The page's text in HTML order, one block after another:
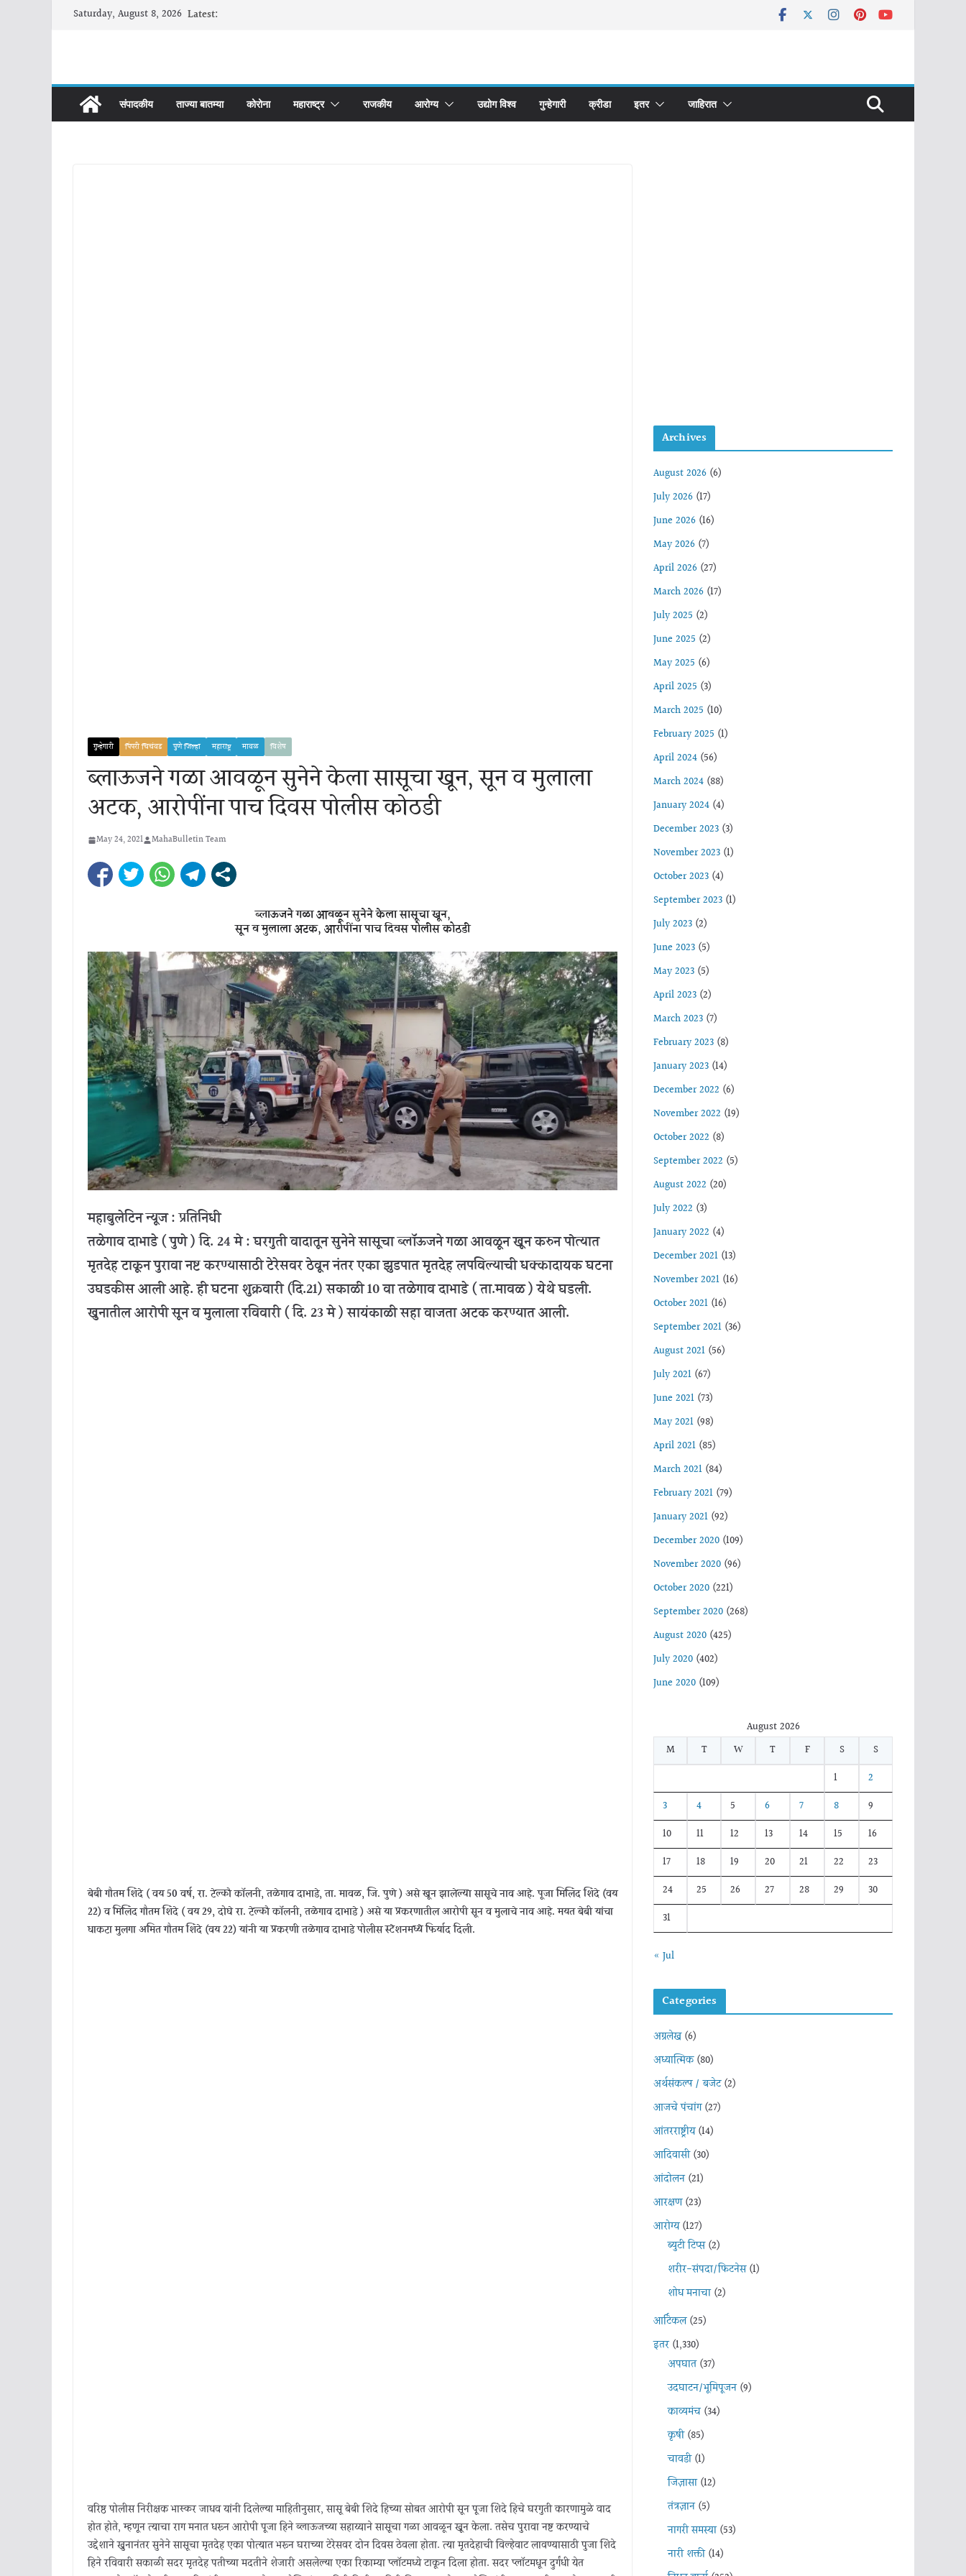
Saturday, August 8, 2026 Latest:
संपादकीय ताज्या बातम्या कोरोना महाराष्ट्र राजकीय आरोग्य उद्योग विश्व गुन्हेगारी क्रीडा इतर जाहिरात
गुन्हेगारी पिंपरी चिचंवड पुणे जिल्हा महाराष्ट्र मावळ विशेष
ब्लाऊजने गळा आवळून सुनेने केला सासूचा खून, सून व मुलाला
अटक, आरोपींना पाच दिवस पोलीस कोठडी
May 24, 2021 MahaBulletin Team
ब्लाऊजने गळा आवळून सुनेने केला सासूचा खून,
सून व मुलाला अटक, आरोपींना पाच दिवस पोलीस कोठडी
महाबुलेटिन न्यूज : प्रतिनिधी
तळेगाव दाभाडे ( पुणे ) दि. 24 मे : घरगुती वादातून सुनेने सासूचा ब्लॉऊजने गळा आवळून खून करुन पोत्यात
मृतदेह टाकून पुरावा नष्ट करण्यासाठी टेरेसवर ठेवून नंतर एका झुडपात मृतदेह लपविल्याची धक्कादायक घटना
उघडकीस आली आहे. ही घटना शुक्रवारी (दि.21) सकाळी 10 वा तळेगाव दाभाडे ( ता.मावळ ) येथे घडली.
खुनातील आरोपी सून व मुलाला रविवारी ( दि. 23 मे ) सायंकाळी सहा वाजता अटक करण्यात आली.
बेबी गौतम शिंदे ( वय 50 वर्ष, रा. टेल्को कॉलनी, तळेगाव दाभाडे, ता. मावळ, जि. पुणे ) असे खून झालेल्या सासूचे नाव आहे. पूजा मिलिंद शिंदे (वय
22) व मिलिंद गौतम शिंदे ( वय 29, दोघे रा. टेल्को कॉलनी, तळेगाव दाभाडे ) असे या प्रकरणातील आरोपी सून व मुलाचे नाव आहे. मयत बेबी यांचा
धाकटा मुलगा अमित गौतम शिंदे (वय 22) यांनी या प्रकरणी तळेगाव दाभाडे पोलीस स्टेशनमध्ये फिर्याद दिली.
वरिष्ठ पोलीस निरीक्षक भास्कर जाधव यांनी दिलेल्या माहितीनुसार, सासू बेबी शिंदे हिच्या सोबत आरोपी सून पूजा शिंदे हिचे घरगुती कारणामुळे वाद
होत होते, म्हणून त्याचा राग मनात धरून आरोपी पूजा हिने ब्लाऊजच्या सहाय्याने सासूचा गळा आवळून खून केला. तसेच पुरावा नष्ट करण्याचे
उद्देशाने खुनानंतर सुनेने सासूचा मृतदेह एका पोत्यात भरून घराच्या टेरेसवर दोन दिवस ठेवला होता. त्या मृतदेहाची विल्हेवाट लावण्यासाठी पुजा शिंदे
हिने रविवारी सकाळी सदर मृतदेह पतीच्या मदतीने शेजारी असलेल्या एका रिकाम्या प्लॉटमध्ये टाकून दिला होता. सदर प्लॉटमधून दुर्गंधी येत
Archives
August 2026 (6)
July 2026 (17)
June 2026 (16)
May 2026 (7)
April 2026 (27)
March 2026 (17)
July 2025 (2)
June 2025 (2)
May 2025 (6)
April 2025 (3)
March 2025 (10)
February 2025 (1)
April 2024 (56)
March 2024 (88)
January 2024 (4)
December 2023 (3)
November 2023 (1)
October 2023 (4)
September 2023 (1)
July 2023 (2)
June 2023 (5)
May 2023 (5)
April 2023 (2)
March 2023 (7)
February 2023 (8)
January 2023 (14)
December 2022 (6)
November 2022 (19)
October 2022 (8)
September 2022 (5)
August 2022 (20)
July 2022 (3)
January 2022 (4)
December 2021 (13)
November 2021 (16)
October 2021 (16)
September 2021 (36)
August 2021 (56)
July 2021 (67)
June 2021 (73)
May 2021 (98)
April 2021 (85)
March 2021 (84)
February 2021 (79)
January 2021 (92)
December 2020 (109)
November 2020 (96)
October 2020 (221)
September 2020 (268)
August 2020 (425)
July 2020 (402)
June 2020 (109)
August 2026
M
T W T F S
S
1
2
3
4 5 6 7 8
9
10
11 12 13 14 15
16
17
18 19 20 21 22
23
24
25 26 27 28 29
30
31
« Jul
Categories
अग्रलेख(6)
अध्यात्मिक(80)
अर्थसंकल्प / बजेट(2)
आजचे पंचांग(27)
आंतरराष्ट्रीय(14)
आदिवासी(30)
आंदोलन(21)
आरक्षण(23)
आरोग्य(127)
ब्युटी टिप्स(2)
शरीर-संपदा/फिटनेस(1)
शोध मनाचा(2)
आर्टिकल(25)
इतर(1,330)
अपघात(37)
उदघाटन/भूमिपूजन(9)
काव्यमंच(34)
कृषी(85)
चावडी(1)
जिज्ञासा(12)
तंत्रज्ञान(5)
नागरी समस्या(53)
नारी शक्ती(14)